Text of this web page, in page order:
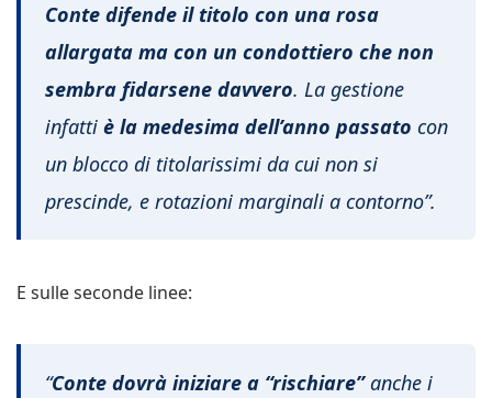
Conte difende il titolo con una rosa
allargata ma con un condottiero che non
sembra fidarsene davvero. La gestione
infatti è la medesima dell’anno passato con
un blocco di titolarissimi da cui non si
prescinde, e rotazioni marginali a contorno”.
E sulle seconde linee:
“Conte dovrà iniziare a “rischiare”anche i